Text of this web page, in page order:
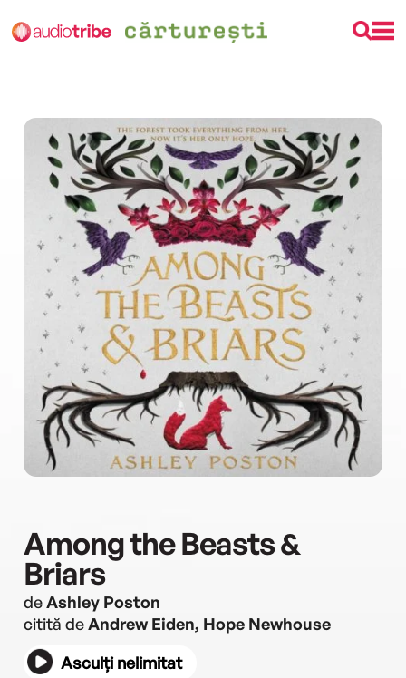
Among the Beasts &
Briars
deAshley Poston
citită deAndrew Eiden, Hope Newhouse
Asculți nelimitat